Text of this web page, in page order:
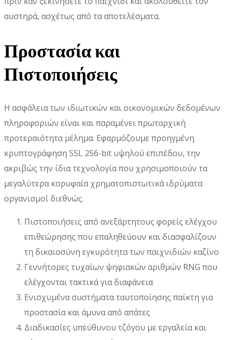
αυστηρά, ασχέτως από τα αποτελέσματα.
Προστασία και
Πιστοποιήσεις
Η ασφάλεια των ιδιωτικών και οικονομικών δεδομένων
πληροφοριών είναι και παραμένει πρωταρχική
προτεραιότητα μέλημα. Εφαρμόζουμε προηγμένη
κρυπτογράφηση SSL 256-bit υψηλού επιπέδου, την
ακριβώς την ίδια τεχνολογία που χρησιμοποιούν τα
μεγαλύτερα κορυφαία χρηματοπιστωτικά ιδρύματα
οργανισμοί διεθνώς.
Πιστοποιήσεις από ανεξάρτητους φορείς ελέγχου
επιθεώρησης που επαληθεύουν και διασφαλίζουν
τη δικαιοσύνη εγκυρότητα των παιχνιδιών καζίνο
Γεννήτορες τυχαίων ψηφιακών αριθμών RNG που
ελέγχονται τακτικά για διαφάνεια
Ενισχυμένα συστήματα ταυτοποίησης παίκτη για
προστασία και άμυνα από απάτες
Διαδικασίες υπεύθυνου τζόγου με εργαλεία και